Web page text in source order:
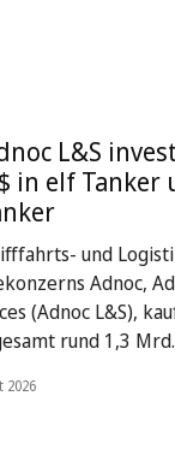
L&S
in elf Tanker
und
Adnoc,
(Adnoc L&S),
rund 1,3
2026